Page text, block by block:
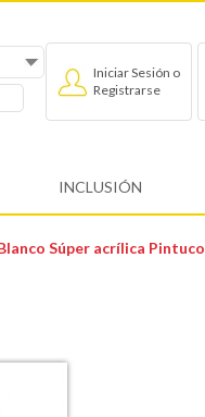
Iniciar Sesión o
Registrarse
INCLUSIÓN
Súper acrílica Pintuco